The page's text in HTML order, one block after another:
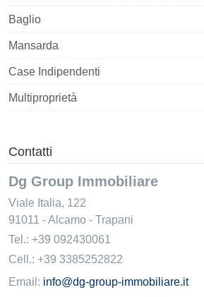
Baglio
Mansarda
Case Indipendenti
Multiproprietà
Contatti
Dg Group Immobiliare
Viale Italia, 122
91011 -Alcamo - Trapani
Tel.: +39 092430061
Cell.: +39 3385252822
Email: info@dg-group-immobiliare.it